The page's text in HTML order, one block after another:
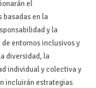
el
en la
y la
entornos inclusivos y
diversidad, la
individual y colectiva y
incluirán estrategias